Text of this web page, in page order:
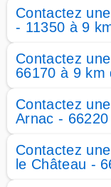
Contactez
- 11350 à 9
Contactez
66170 à 9 km
Contactez
Arnac -
Contactez
le Château -